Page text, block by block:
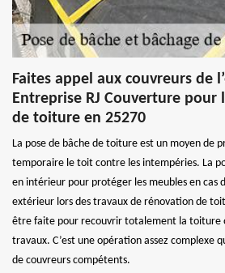
Faites appel aux couvreurs de
Entreprise RJ Couverture pour
de toiture en 25270
La pose de bâche de toiture est un moyen de
temporaire le toit contre les intempéries. La
en intérieur pour protéger les meubles en cas
extérieur lors des travaux de rénovation de
être faite pour recouvrir totalement la toiture
travaux. C’est une opération assez complexe
de couvreurs compétents.